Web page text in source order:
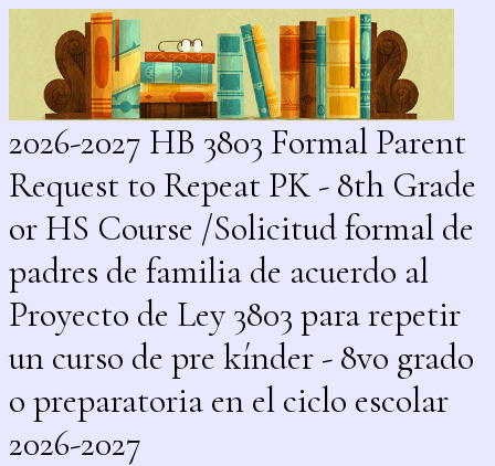
2026-2027 HB 3803 Formal Parent
Request to Repeat PK - 8th Grade
or HS Course /Solicitud formal de
padres de familia de acuerdo al
Proyecto de Ley 3803 para repetir
un curso de pre kínder - 8vo grado
o preparatoria en el ciclo escolar
2026-2027